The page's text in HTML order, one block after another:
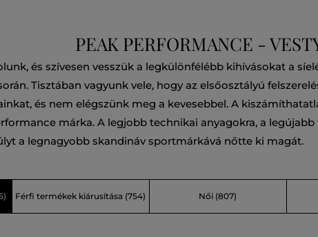
PEAK PERFORMANCE -
és szívesen vesszük a legkülönfélébb kihívásokat a
Tisztában vagyunk vele, hogy az elsőosztályú
és nem elégszünk meg a kevesebbel. A
márka. A legjobb technikai anyagokra, a
a legnagyobb skandináv sportmárkává nőtte ki magát.
Férfi termékek kiárusítása (754) Női (807)